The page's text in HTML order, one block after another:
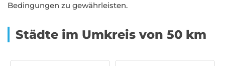
Bedingungen zu gewährleisten.
Städte im Umkreis von 50 km